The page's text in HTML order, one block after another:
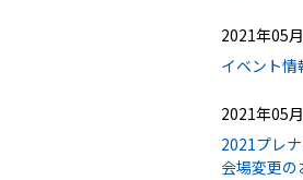
2021年05
イベント
2021年05
2021プレ
会場変更の